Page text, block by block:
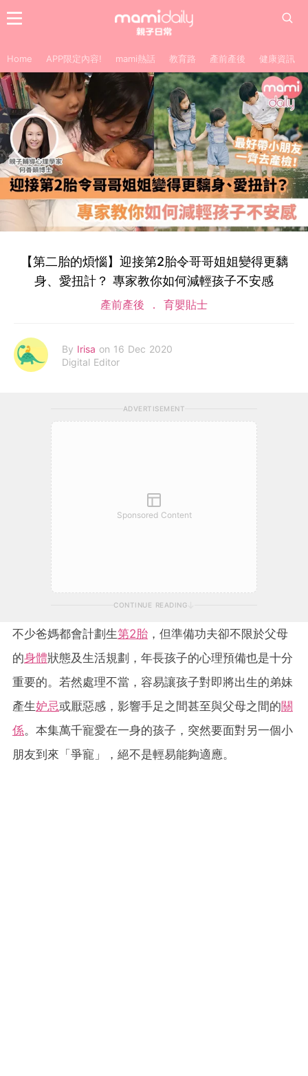
Home APP限定內容! mami熱話 教育路 產前產後 健康資訊
【第二胎的煩惱】迎接第2胎令哥哥姐姐變得更黐
身、愛扭計？ 專家教你如何減輕孩子不安感
產前產後 育嬰貼士
By Irisa on 16 Dec 2020
Digital Editor
ADVERTISEMENT
Sponsored Content
CONTINUE READING
不少爸媽都會計劃生第2胎 ，但準備功夫卻不限於父母
的身體狀態及生活規劃，年長孩子的心理預備也是十分
重要的。若然處理不當，容易讓孩子對即將出生的弟妹
產生妒忌或厭惡感，影響手足之間甚至與父母之間的關
係。本集萬千寵愛在一身的孩子，突然要面對另一個小
朋友到來「爭寵」，絕不是輕易能夠適應。